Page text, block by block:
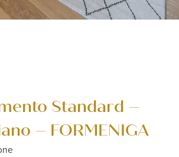
Standard –
– FORMENIGA